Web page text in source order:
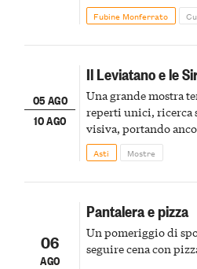
Fubine Monferrato
05 AGO
10 AGO
Il Leviatano e le
Una grande mostra
reperti unici, ricerca
visiva, portando
della scena le
Asti Mostre
06
AGO
Pantalera e pizza
Un pomeriggio di
seguire cena con